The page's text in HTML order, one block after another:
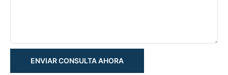
ENVIAR CONSULTA AHORA